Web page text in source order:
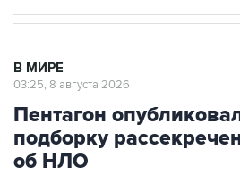
Пентагон
подборку
об НЛО
Москва. 8 августа.